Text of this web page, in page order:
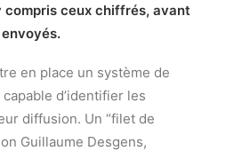
compris ceux chiffrés, avant
envoyés.
en place un système de
d’identifier les
diffusion. Un “filet de
Guillaume Desgens,